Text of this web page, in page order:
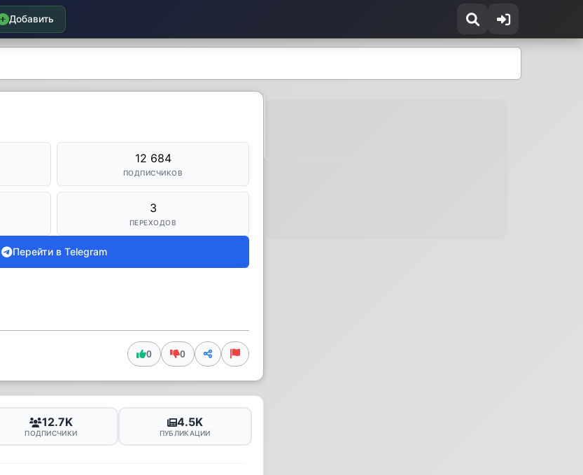
Добавить
12 684
ПОДПИСЧИКОВ
3
ПЕРЕХОДОВ
Перейти в Telegram
0 0
12.7K
ПОДПИСЧИКИ
4.5K
ПУБЛИКАЦИИ